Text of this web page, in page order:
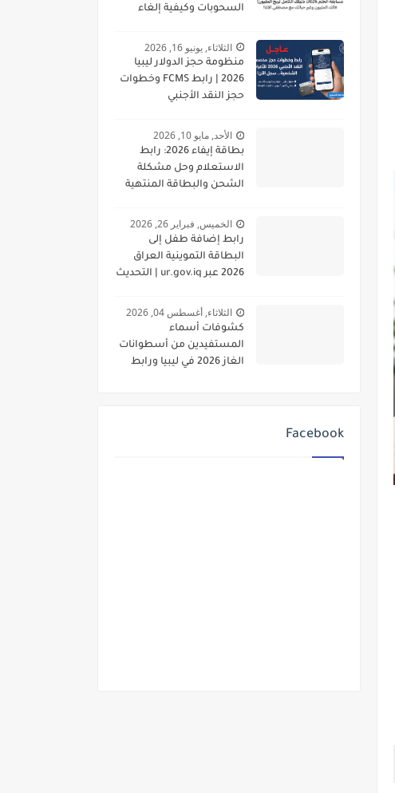
السحوبات وكيفية إلغاء
الثلاثاء, يونيو 16, 2026
منظومة حجز الدولار ليبيا
2026 | رابط FCMS وخطوات
حجز النقد الأجنبي
الأحد, مايو 10, 2026
بطاقة إيفاء 2026: رابط
الاستعلام وحل مشكلة
الشحن والبطاقة المنتهية
الخميس, فبراير 26, 2026
رابط إضافة طفل إلى
البطاقة التموينية العراق
2026 عبر ur.gov.iq | التحديث
الثلاثاء, أغسطس 04, 2026
كشوفات أسماء
المستفيدين من أسطوانات
الغاز 2026 في ليبيا ورابط
Facebook